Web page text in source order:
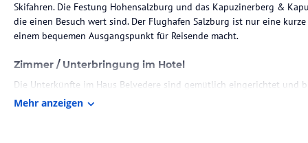
Skifahren. Die Festung Hohensalzburg und das Kapuzinerberg &
die einen Besuch wert sind. Der Flughafen Salzburg ist nur eine
einem bequemen Ausgangspunkt für Reisende macht.
Zimmer / Unterbringung im Hotel
Die Unterkünfte im Haus Belvedere sind gemütlich eingerichtet und
Aufenthalt benötigt. Jede Wohneinheit verfügt über einen Balkon mit
Mehr anzeigen